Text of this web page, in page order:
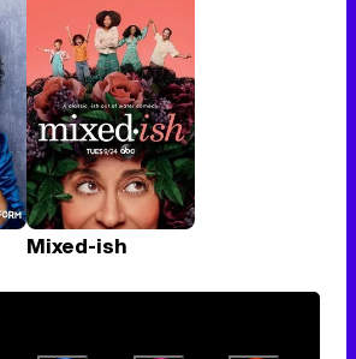
Mixed-ish